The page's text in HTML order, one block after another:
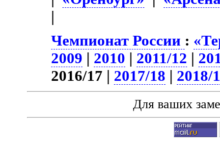
|
Чемпионат России :
2009 | 2010 | 2011/12 |
2016/17 | 2017/18 | 2018/
Для ваших